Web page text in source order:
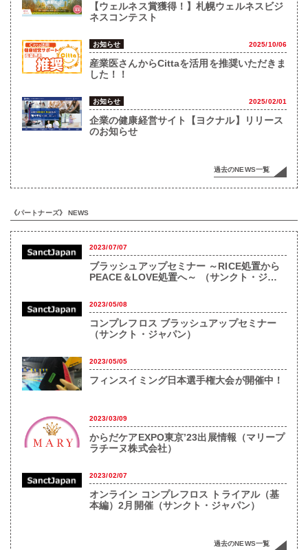
【ウェルネス賞獲得！】札幌ウェルネスビジ
ネスコンテスト
お知らせ 2025/10/06
産業医さんからCittaを活用を推奨いただきま
した！！
お知らせ 2025/02/01
企業の健康経営サイト【ヨクナル】リリース
のお知らせ
過去のNEWS一覧
《パートナーズ》 NEWS
2023/07/07
ブラッシュアップセミナー ～RICE処置から
PEACE＆LOVE処置へ～ （サンクト・ジャ
2023/05/08
コンプレフロス ブラッシュアップセミナー
（サンクト・ジャパン）
2023/05/05
フィンスイミング日本選手権大会が開催中！
2023/03/09
からだケアEXPO東京’23出展情報（マリープ
ラチーヌ株式会社）
2023/02/07
オンライン コンプレフロス トライアル（基
本編）2月開催（サンクト・ジャパン）
過去のNEWS一覧